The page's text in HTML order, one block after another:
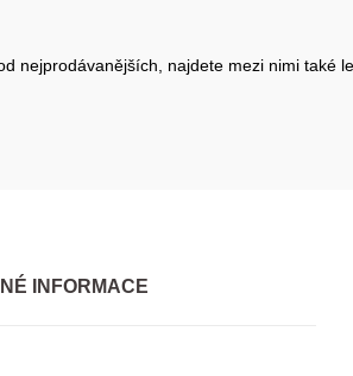
nejprodávanějších, najdete mezi nimi také
INFORMACE